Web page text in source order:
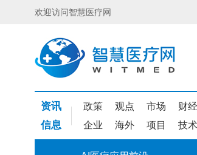
欢迎访问智慧医疗网
资讯 政策 观点 市场 财经
信息 企业 海外 项目 技术